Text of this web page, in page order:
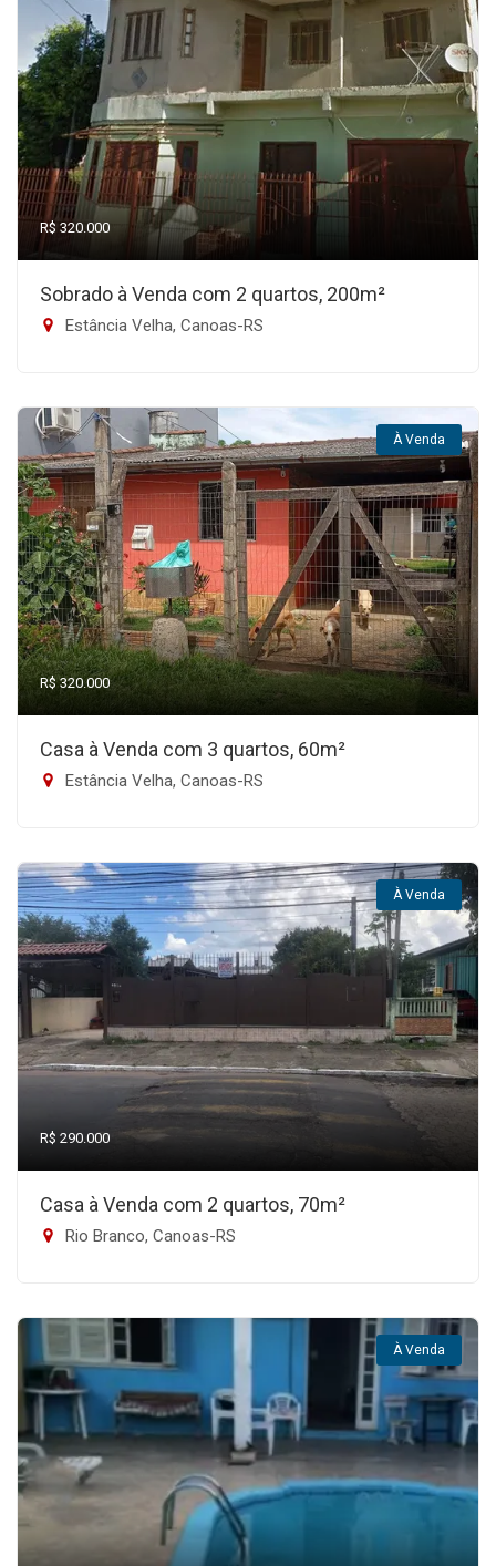
R$ 320.000
Sobrado à Venda com 2 quartos, 200m²
Estância Velha, Canoas-RS
À Venda
R$ 320.000
Casa à Venda com 3 quartos, 60m²
Estância Velha, Canoas-RS
À Venda
R$ 290.000
Casa à Venda com 2 quartos, 70m²
Rio Branco, Canoas-RS
À Venda